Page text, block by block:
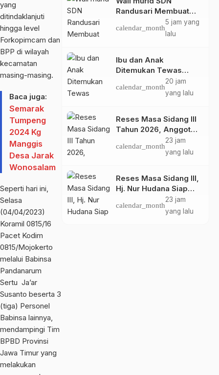
yang
ditindaklanjuti
hingga level
Forkopimcam dan
BPP di wilayah
kecamatan
masing-masing.
Baca juga:
Semarak
Tumpeng
2024 Kg
Manggis
Desa Jarak
Wonosalam
Seperti hari ini,
Selasa
(04/04/2023)
Koramil 0815/16
Pacet Kodim
0815/Mojokerto
melalui Babinsa
Pandanarum
Sertu Ja’ar
Susanto beserta 3
(tiga) Personel
Babinsa lainnya,
mendampingi Tim
BPBD Provinsi
Jawa Timur yang
melakukan
Randusari Membuat
Batik Cap untuk
seragam sekolah
calendar_month
5 jam yang
lalu
Ibu dan Anak
Ditemukan Tewas
Terikat di Kuala Behe
Landak, Polisi Selidiki
calendar_month
20 jam
yang lalu
Reses Masa Sidang III
Tahun 2026, Anggota
Probolinggo Fraksi
PUPR Jemput Aspirasi
Warga
calendar_month
23 jam
yang lalu
Reses Masa Sidang III,
Hj. Nur Hudana Siap
Perjuangkan Aspirasi
Warga Kedopok di
calendar_month
23 jam
yang lalu